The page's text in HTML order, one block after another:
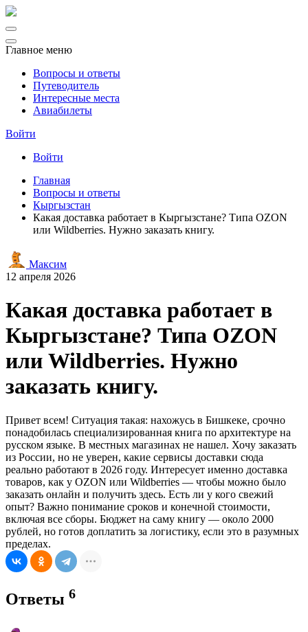
Главное меню
Вопросы и ответы
Путеводитель
Интересные места
Авиабилеты
Войти
Войти
Главная
Вопросы и ответы
Кыргызстан
Какая доставка работает в Кыргызстане? Типа OZON
или Wildberries. Нужно заказать книгу.
Максим
12 апреля 2026
Какая доставка работает в
Кыргызстане? Типа OZON
или Wildberries. Нужно
заказать книгу.
Привет всем! Ситуация такая: нахожусь в Бишкеке, срочно
понадобилась специализированная книга по архитектуре на
русском языке. В местных магазинах не нашел. Хочу заказать
из России, но не уверен, какие сервисы доставки сюда
реально работают в 2026 году. Интересует именно доставка
товаров, как у OZON или Wildberries — чтобы можно было
заказать онлайн и получить здесь. Есть ли у кого свежий
опыт? Важно понимание сроков и конечной стоимости,
включая все сборы. Бюджет на саму книгу — около 2000
рублей, но готов доплатить за логистику, если это в разумных
пределах.
Ответы 6